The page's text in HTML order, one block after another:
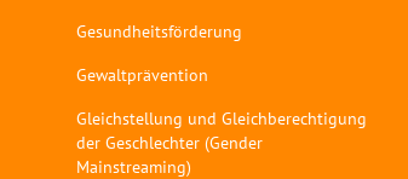
Gesundheitsförderung
Gewaltprävention
Gleichstellung und Gleichberechtigung
der Geschlechter (Gender
Mainstreaming)